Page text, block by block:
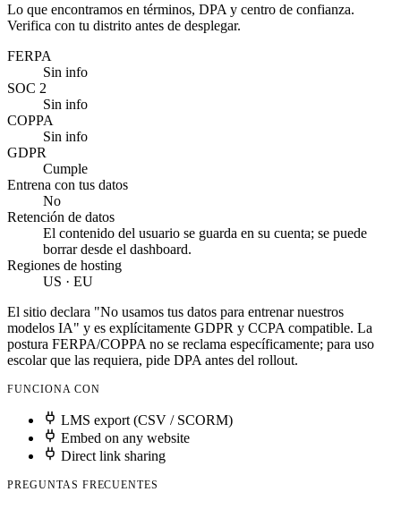
Lo que encontramos en términos, DPA y centro de confianza.
Verifica con tu distrito antes de desplegar.
FERPA
Sin info
SOC 2
Sin info
COPPA
Sin info
GDPR
Cumple
Entrena con tus datos
No
Retención de datos
El contenido del usuario se guarda en su cuenta; se puede
borrar desde el dashboard.
Regiones de hosting
US · EU
El sitio declara "No usamos tus datos para entrenar nuestros
modelos IA" y es explícitamente GDPR y CCPA compatible. La
postura FERPA/COPPA no se reclama específicamente; para uso
escolar que las requiera, pide DPA antes del rollout.
FUNCIONA CON
LMS export (CSV / SCORM)
Embed on any website
Direct link sharing
PREGUNTAS FRECUENTES